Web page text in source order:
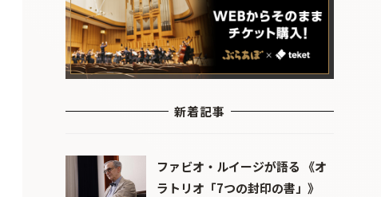
新着記事
ファビオ・ルイージが語る 《オ
ラトリオ「7つの封印の書」》